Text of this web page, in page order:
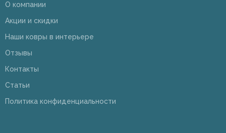
О компании
Акции и скидки
Наши ковры в интерьере
Отзывы
Контакты
Статьи
Политика конфиденциальности